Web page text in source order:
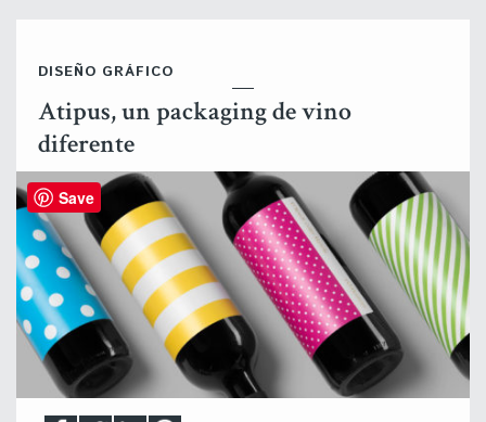
DISEÑO GRÁFICO
Atipus, un packaging de vino
diferente
Save